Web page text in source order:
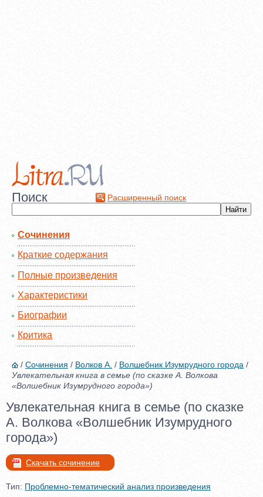
Поиск Расширенный поиск
Сочинения
Краткие содержания
Полные произведения
Характеристики
Биографии
Критика
/ Сочинения / Волков А. / Волшебник Изумрудного города /
Увлекательная книга в семье (по сказке А. Волкова
«Волшебник Изумрудного города»)
Увлекательная книга в семье (по сказке
А. Волкова «Волшебник Изумрудного
города»)
Скачать сочинение
Тип: Проблемно-тематический анализ произведения